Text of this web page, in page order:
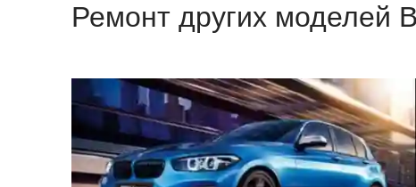
Ремонт других моделей